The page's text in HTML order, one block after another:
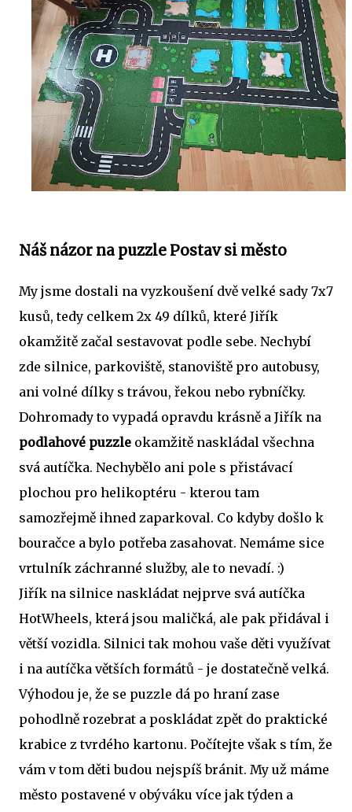
Náš názor na puzzle Postav si město
My jsme dostali na vyzkoušení dvě velké sady 7x7
kusů, tedy celkem 2x 49 dílků, které Jiřík
okamžitě začal sestavovat podle sebe. Nechybí
zde silnice, parkoviště, stanoviště pro autobusy,
ani volné dílky s trávou, řekou nebo rybníčky.
Dohromady to vypadá opravdu krásně a Jiřík na
podlahové puzzle okamžitě naskládal všechna
svá autíčka. Nechybělo ani pole s přistávací
plochou pro helikoptéru - kterou tam
samozřejmě ihned zaparkoval. Co kdyby došlo k
bouračce a bylo potřeba zasahovat. Nemáme sice
vrtulník záchranné služby, ale to nevadí. :)
Jiřík na silnice naskládat nejprve svá autíčka
HotWheels, která jsou maličká, ale pak přidával i
větší vozidla. Silnici tak mohou vaše děti využívat
i na autíčka větších formátů - je dostatečně velká.
Výhodou je, že se puzzle dá po hraní zase
pohodlně rozebrat a poskládat zpět do praktické
krabice z tvrdého kartonu. Počítejte však s tím, že
vám v tom děti budou nejspíš bránit. My už máme
město postavené v obýváku více jak týden a